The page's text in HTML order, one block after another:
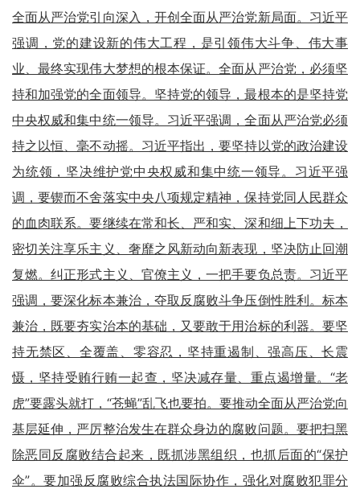
全面从严治党引向深入，开创全面从严治党新局面。习近平
强调，党的建设新的伟大工程，是引领伟大斗争、伟大事
业、最终实现伟大梦想的根本保证。全面从严治党，必须坚
持和加强党的全面领导。坚持党的领导，最根本的是坚持党
中央权威和集中统一领导。习近平强调，全面从严治党必须
持之以恒、毫不动摇。习近平指出，要坚持以党的政治建设
为统领，坚决维护党中央权威和集中统一领导。习近平强
调，要锲而不舍落实中央八项规定精神，保持党同人民群众
的血肉联系。要继续在常和长、严和实、深和细上下功夫，
密切关注享乐主义、奢靡之风新动向新表现，坚决防止回潮
复燃。纠正形式主义、官僚主义，一把手要负总责。习近平
强调，要深化标本兼治，夺取反腐败斗争压倒性胜利。标本
兼治，既要夯实治本的基础，又要敢于用治标的利器。要坚
持无禁区、全覆盖、零容忍，坚持重遏制、强高压、长震
慑，坚持受贿行贿一起查，坚决减存量、重点遏增量。“老
虎”要露头就打，“苍蝇”乱飞也要拍。要推动全面从严治党向
基层延伸，严厉整治发生在群众身边的腐败问题。要把扫黑
除恶同反腐败结合起来，既抓涉黑组织，也抓后面的“保护
伞”。要加强反腐败综合执法国际协作，强化对腐败犯罪分